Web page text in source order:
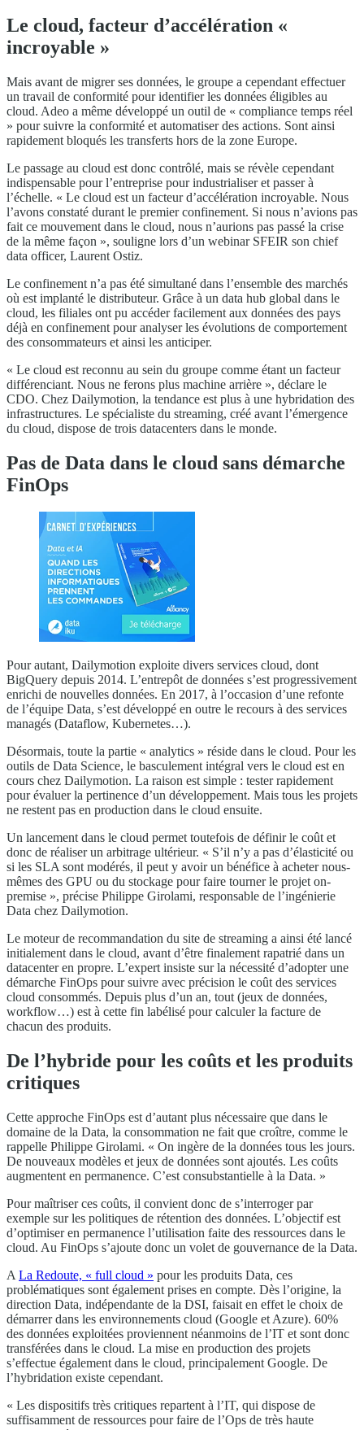
Le cloud, facteur d’accélération «
incroyable »
Mais avant de migrer ses données, le groupe a cependant effectuer
un travail de conformité pour identifier les données éligibles au
cloud. Adeo a même développé un outil de « compliance temps réel
» pour suivre la conformité et automatiser des actions. Sont ainsi
rapidement bloqués les transferts hors de la zone Europe.
Le passage au cloud est donc contrôlé, mais se révèle cependant
indispensable pour l’entreprise pour industrialiser et passer à
l’échelle. « Le cloud est un facteur d’accélération incroyable. Nous
l’avons constaté durant le premier confinement. Si nous n’avions pas
fait ce mouvement dans le cloud, nous n’aurions pas passé la crise
de la même façon », souligne lors d’un webinar SFEIR son chief
data officer, Laurent Ostiz.
Le confinement n’a pas été simultané dans l’ensemble des marchés
où est implanté le distributeur. Grâce à un data hub global dans le
cloud, les filiales ont pu accéder facilement aux données des pays
déjà en confinement pour analyser les évolutions de comportement
des consommateurs et ainsi les anticiper.
« Le cloud est reconnu au sein du groupe comme étant un facteur
différenciant. Nous ne ferons plus machine arrière », déclare le
CDO. Chez Dailymotion, la tendance est plus à une hybridation des
infrastructures. Le spécialiste du streaming, créé avant l’émergence
du cloud, dispose de trois datacenters dans le monde.
Pas de Data dans le cloud sans démarche
FinOps
Pour autant, Dailymotion exploite divers services cloud, dont
BigQuery depuis 2014. L’entrepôt de données s’est progressivement
enrichi de nouvelles données. En 2017, à l’occasion d’une refonte
de l’équipe Data, s’est développé en outre le recours à des services
managés (Dataflow, Kubernetes…).
Désormais, toute la partie « analytics » réside dans le cloud. Pour les
outils de Data Science, le basculement intégral vers le cloud est en
cours chez Dailymotion. La raison est simple : tester rapidement
pour évaluer la pertinence d’un développement. Mais tous les projets
ne restent pas en production dans le cloud ensuite.
Un lancement dans le cloud permet toutefois de définir le coût et
donc de réaliser un arbitrage ultérieur. « S’il n’y a pas d’élasticité ou
si les SLA sont modérés, il peut y avoir un bénéfice à acheter nous-
mêmes des GPU ou du stockage pour faire tourner le projet on-
premise », précise Philippe Girolami, responsable de l’ingénierie
Data chez Dailymotion.
Le moteur de recommandation du site de streaming a ainsi été lancé
initialement dans le cloud, avant d’être finalement rapatrié dans un
datacenter en propre. L’expert insiste sur la nécessité d’adopter une
démarche FinOps pour suivre avec précision le coût des services
cloud consommés. Depuis plus d’un an, tout (jeux de données,
workflow…) est à cette fin labélisé pour calculer la facture de
chacun des produits.
De l’hybride pour les coûts et les produits
critiques
Cette approche FinOps est d’autant plus nécessaire que dans le
domaine de la Data, la consommation ne fait que croître, comme le
rappelle Philippe Girolami. « On ingère de la données tous les jours.
De nouveaux modèles et jeux de données sont ajoutés. Les coûts
augmentent en permanence. C’est consubstantielle à la Data. »
Pour maîtriser ces coûts, il convient donc de s’interroger par
exemple sur les politiques de rétention des données. L’objectif est
d’optimiser en permanence l’utilisation faite des ressources dans le
cloud. Au FinOps s’ajoute donc un volet de gouvernance de la Data.
A La Redoute, « full cloud » pour les produits Data, ces
problématiques sont également prises en compte. Dès l’origine, la
direction Data, indépendante de la DSI, faisait en effet le choix de
démarrer dans les environnements cloud (Google et Azure). 60%
des données exploitées proviennent néanmoins de l’IT et sont donc
transférées dans le cloud. La mise en production des projets
s’effectue également dans le cloud, principalement Google. De
l’hybridation existe cependant.
« Les dispositifs très critiques repartent à l’IT, qui dispose de
suffisamment de ressources pour faire de l’Ops de très haute